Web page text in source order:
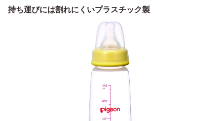
持ち運びには割れにくいプラスチック製